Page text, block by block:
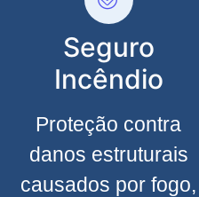
Seguro
Incêndio
Proteção contra
danos estruturais
causados por fogo,